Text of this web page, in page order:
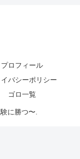
プロフィール
バシーポリシー
ゴロ一覧
に勝つ〜.